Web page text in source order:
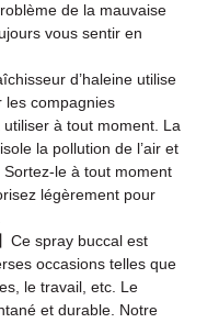
de la mauvaise
vous sentir en
d’haleine utilise
les compagnies
à tout moment. La
la pollution de l’air et
Sortez-le à tout moment
légèrement pour
Ce spray buccal est
occasions telles que
le travail, etc. Le
et durable. Notre